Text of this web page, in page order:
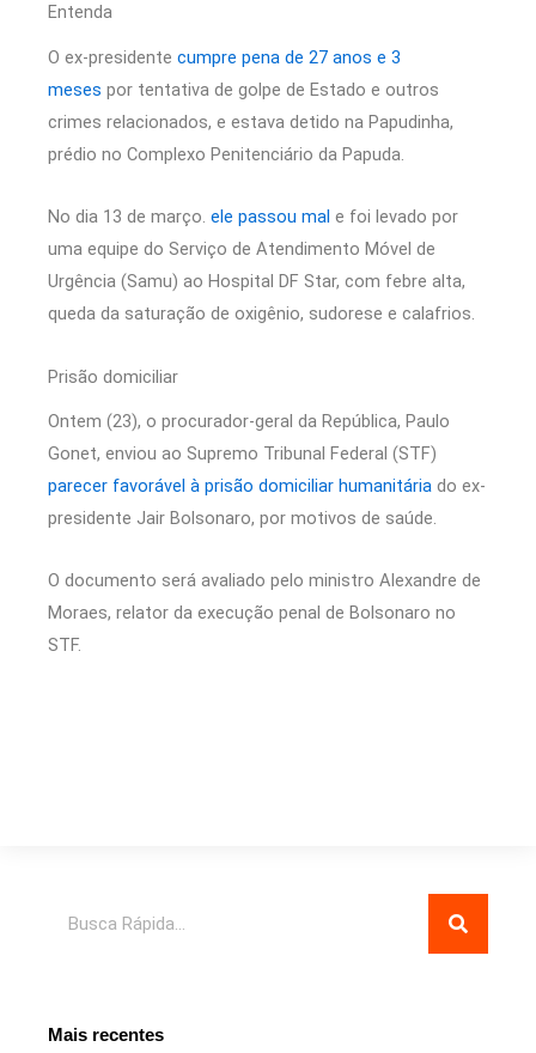
Entenda
O ex-presidente cumpre pena de 27 anos e 3
meses por tentativa de golpe de Estado e outros
crimes relacionados, e estava detido na Papudinha,
prédio no Complexo Penitenciário da Papuda.
No dia 13 de março. ele passou mal e foi levado por
uma equipe do Serviço de Atendimento Móvel de
Urgência (Samu) ao Hospital DF Star, com febre alta,
queda da saturação de oxigênio, sudorese e calafrios.
Prisão domiciliar
Ontem (23), o procurador-geral da República, Paulo
Gonet, enviou ao Supremo Tribunal Federal (STF)
parecer favorável à prisão domiciliar humanitária do ex-
presidente Jair Bolsonaro, por motivos de saúde.
O documento será avaliado pelo ministro Alexandre de
Moraes, relator da execução penal de Bolsonaro no
STF.
Mais recentes